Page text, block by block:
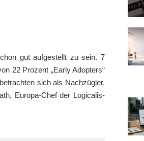
gut aufgestellt zu sein. 7
22 Prozent „Early Adopters“
sich als Nachzügler.
Europa-Chef der Logicalis-